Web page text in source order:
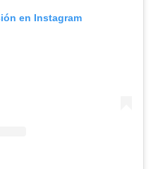
en Instagram